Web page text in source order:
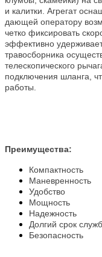
и калитки. Агрегат
дающей оператору
четко фиксировать
эффективно
травосборника
телескопического
подключения шланга,
работы.
Преимущества:
Компактность
Маневренность
Удобство
Мощность
Надежность
Долгий срок
Безопасность